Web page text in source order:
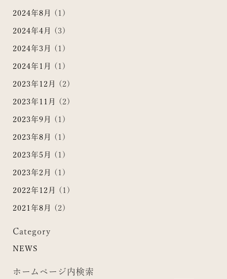
2024年8月 (1)
2024年4月 (3)
2024年3月 (1)
2024年1月 (1)
2023年12月 (2)
2023年11月 (2)
2023年9月 (1)
2023年8月 (1)
2023年5月 (1)
2023年2月 (1)
2022年12月 (1)
2021年8月 (2)
Category
NEWS
ホームページ内検索